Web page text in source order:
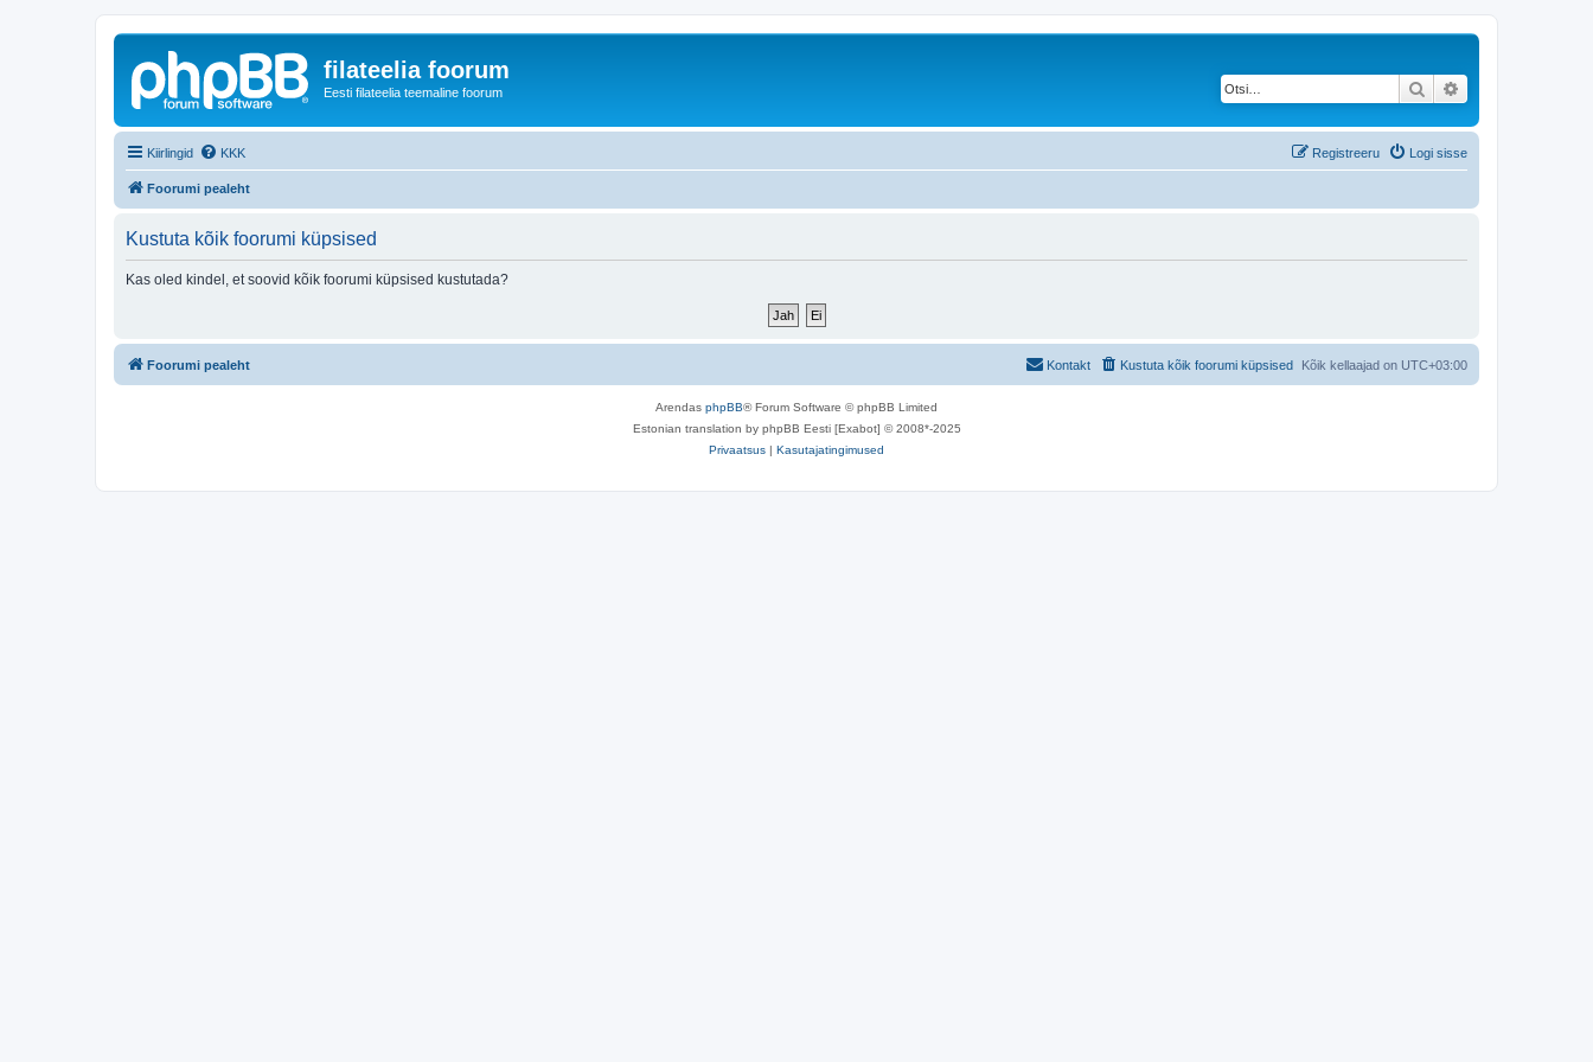
filateelia foorum
Eesti filateelia teemaline foorum Otsi
Kiirlingid KKK Logi sisse
Registreeru
Foorumi pealeht
Kustuta kõik foorumi küpsised
Kas oled kindel, et soovid kõik foorumi küpsised kustutada?
Foorumi pealeht Kõik kellaajad on UTC+03:00
Kustuta kõik foorumi küpsised
Kontakt
Arendas phpBB® Forum Software © phpBB Limited
Estonian translation by phpBB Eesti [Exabot] © 2008*-2025
Privaatsus | Kasutajatingimused